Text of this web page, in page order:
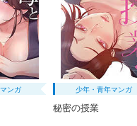
ンガ 少年・青年マンガ
秘密の授業